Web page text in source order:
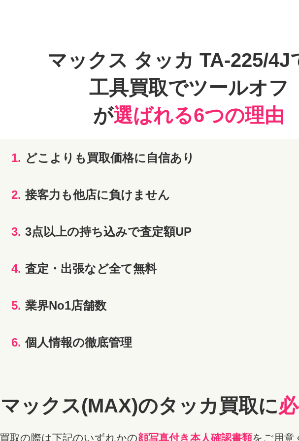
マックス タッカ TA-225/4J
工具買取でツールオフ
が選ばれる6つの理由
1. どこよりも買取価格に自信あり
2. 接客力も他店に負けません
3. 3点以上の持ち込みで査定額UP
4. 査定・出張など全て無料
5. 業界No1店舗数
6. 個人情報の徹底管理
マックス(MAX)のタッカ 買取に
買取の際は下記のいずれかの顔写真付き本人確認書類をご用意